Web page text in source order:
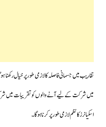
تقاریب میں جسمانی فاصلہ کا لازمی طور پر خیال
میں شرکت کے لیے آنے والوں کو تقریبات میں
اسکیانرز کا نظم لازمی طور پر کرنا ہوگا۔